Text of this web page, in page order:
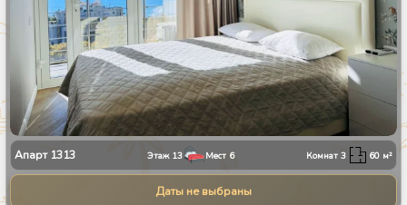
Апарт 1313 Этаж 13 Мест 6 Комнат3 60 м²
Даты не выбраны